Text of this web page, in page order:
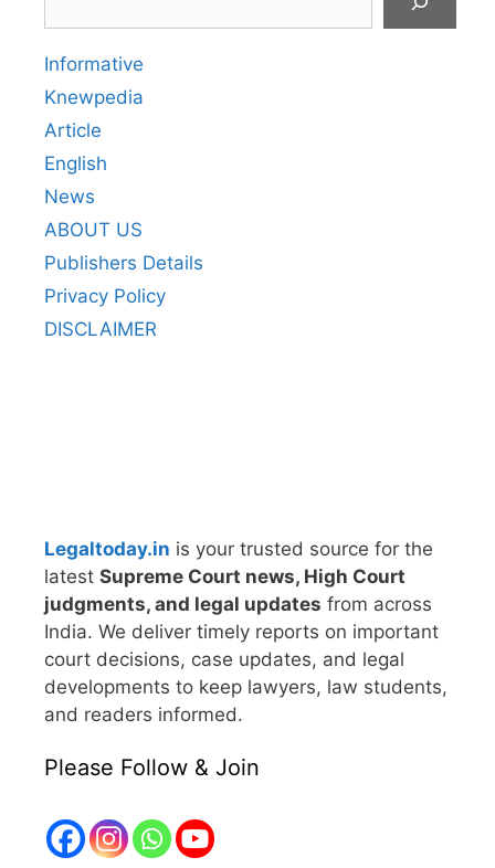
Informative
Knewpedia
Article
English
News
ABOUT US
Publishers Details
Privacy Policy
DISCLAIMER
Legaltoday.in is your trusted source for the
latest Supreme Court news, High Court
judgments, and legal updates from across
India. We deliver timely reports on important
court decisions, case updates, and legal
developments to keep lawyers, law students,
and readers informed.
Please Follow & Join